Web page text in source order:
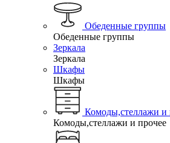
Обеденные группы
Обеденные группы
Зеркала
Зеркала
Шкафы
Шкафы
Комоды,стеллажи и
Комоды,стеллажи и прочее